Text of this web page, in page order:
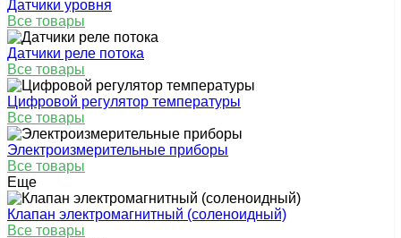
Датчики уровня
Все товары
Датчики реле потока
Все товары
Цифровой регулятор температуры
Все товары
Электроизмерительные приборы
Все товары
Еще
Клапан электромагнитный (соленоидный)
Все товары